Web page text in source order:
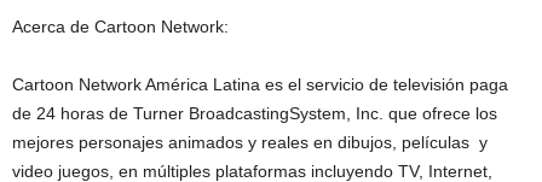
Acerca de Cartoon Network:
Cartoon Network América Latina es el servicio de televisión paga
de 24 horas de Turner BroadcastingSystem, Inc. que ofrece los
mejores personajes animados y reales en dibujos, películas y
video juegos, en múltiples plataformas incluyendo TV, Internet,